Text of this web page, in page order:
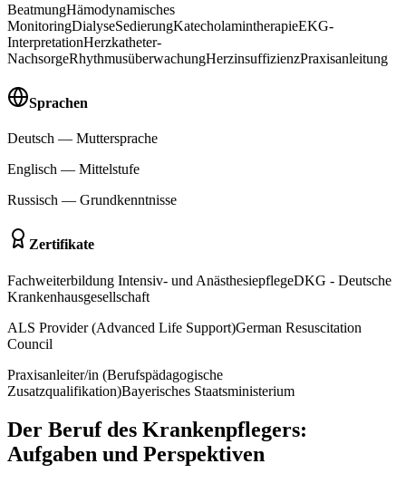
BeatmungHämodynamisches
MonitoringDialyseSedierungKatecholamintherapieEKG-
InterpretationHerzkatheter-
NachsorgeRhythmusüberwachungHerzinsuffizienzPraxisanleitung
Sprachen
Deutsch — Muttersprache
Englisch — Mittelstufe
Russisch — Grundkenntnisse
Zertifikate
Fachweiterbildung Intensiv- und AnästhesiepflegeDKG - Deutsche
Krankenhausgesellschaft
ALS Provider (Advanced Life Support)German Resuscitation
Council
Praxisanleiter/in (Berufspädagogische
Zusatzqualifikation)Bayerisches Staatsministerium
Der Beruf des Krankenpflegers:
Aufgaben und Perspektiven